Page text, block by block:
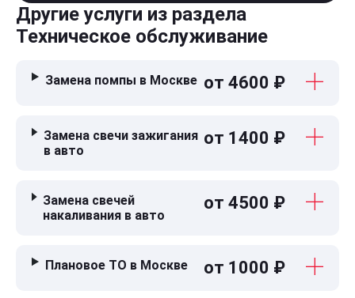
Другие услуги из раздела
Техническое обслуживание
Замена помпы в Москве от 4600 ₽
Замена свечи зажигания
в авто
от 1400 ₽
Замена свечей
накаливания в авто
от 4500 ₽
Плановое ТО в Москве от 1000 ₽